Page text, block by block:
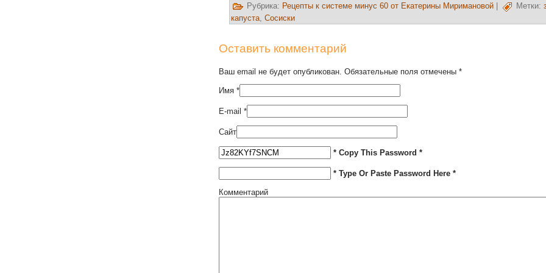
Рубрика: Рецепты к системе минус 60 от Екатерины Миримановой Метки:
капуста, Сосиски
Оставить комментарий
Ваш email не будет опубликован. Обязательные поля отмечены *
Имя *
E-mail *
Сайт
* Copy This Password *
* Type Or Paste Password Here *
Комментарий